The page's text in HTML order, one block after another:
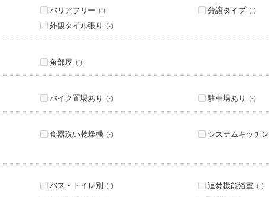
バリアフリー (-) 分譲タイプ (-)
外観タイル張り (-)
角部屋 (-)
バイク置場あり (-) 駐車場あり (-)
食器洗い乾燥機 (-) システムキッチン
バス・トイレ別 (-) 追焚機能浴室 (-)